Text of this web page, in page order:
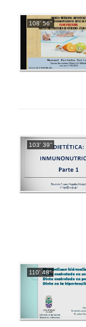
108' 56''
103' 39''
110' 48''